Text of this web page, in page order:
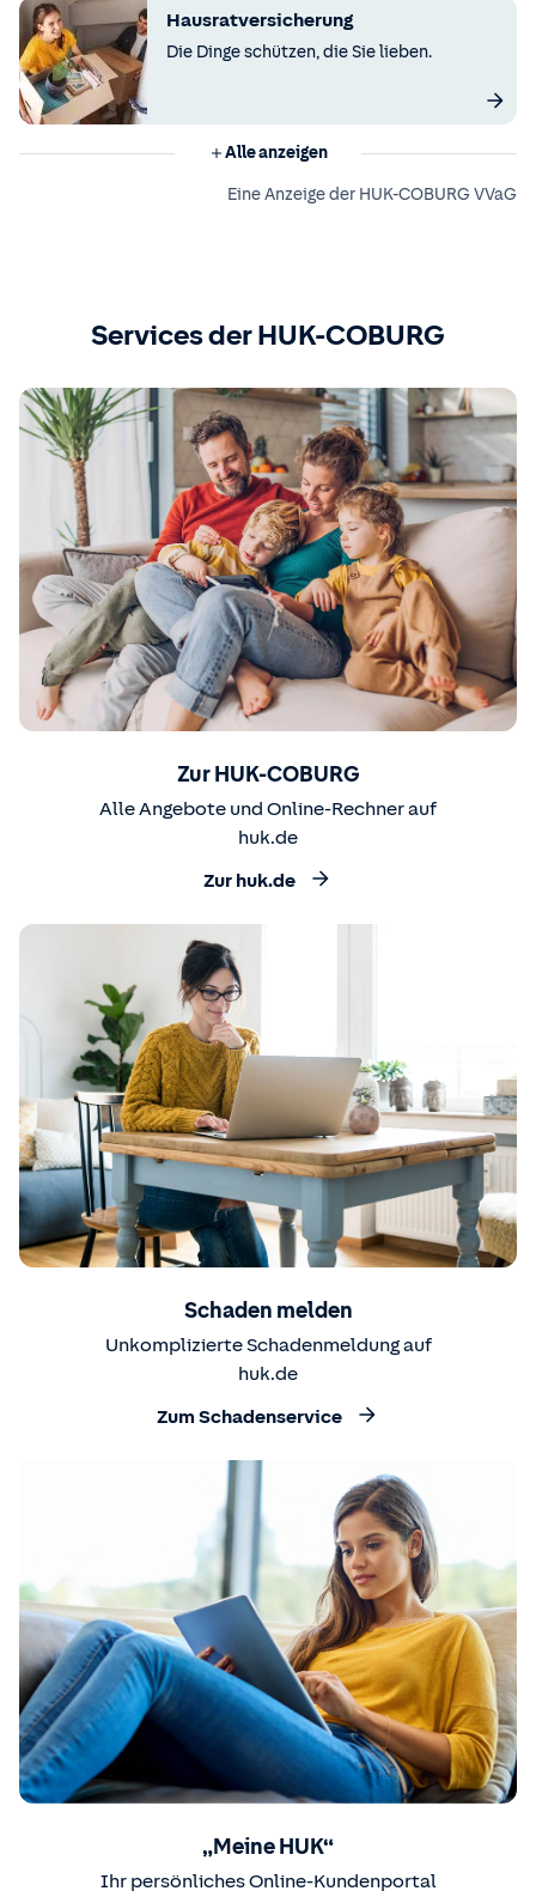
Hausratversicherung
Die Dinge schützen, die Sie lieben.
Alle anzeigen
Eine Anzeige der HUK-COBURG VVaG
Services der HUK-COBURG
Zur HUK-COBURG
Alle Angebote und Online-Rechner auf
huk.de
Zur huk.de
Schaden melden
Unkomplizierte Schadenmeldung auf
huk.de
Zum Schadenservice
„Meine HUK“
Ihr persönliches Online-Kundenportal